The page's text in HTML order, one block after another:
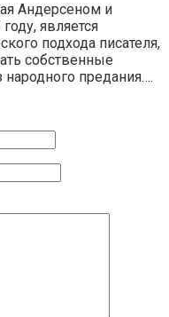
Андерсеном и
является
подхода писателя,
собственные
предания….